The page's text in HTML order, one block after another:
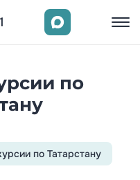
по
по Татарстану